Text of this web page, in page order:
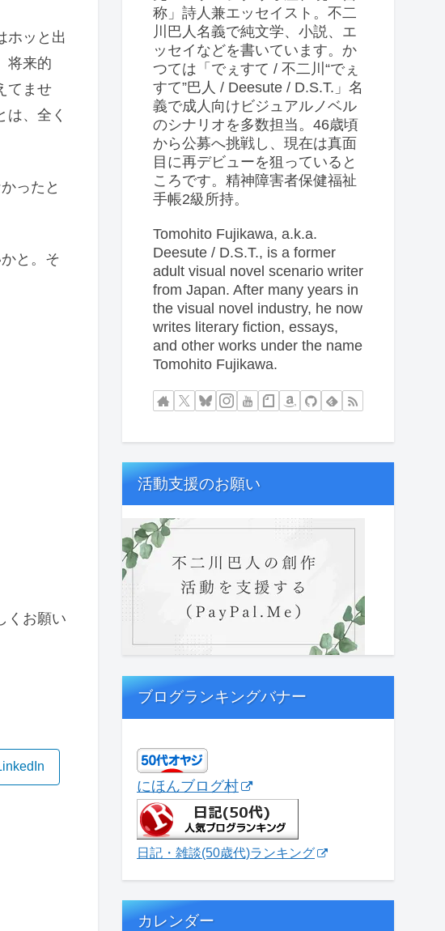
ホッと出
将来的
てませ
、全く
ったと
と。そ
くお願い
称」詩人兼エッセイスト。不二
川巴人名義で純文学、小説、エ
ッセイなどを書いています。か
つては「でぇすて / 不二川“でぇ
すて”巴人 / Deesute / D.S.T.」名
義で成人向けビジュアルノベル
のシナリオを多数担当。46歳頃
から公募へ挑戦し、現在は真面
目に再デビューを狙っていると
ころです。精神障害者保健福祉
手帳2級所持。
Tomohito Fujikawa, a.k.a.
Deesute / D.S.T., is a former
adult visual novel scenario writer
from Japan. After many years in
the visual novel industry, he now
writes literary fiction, essays,
and other works under the name
Tomohito Fujikawa.
活動支援のお願い
ブログランキングバナー
にほんブログ村
日記・雑談(50歳代)ランキング
カレンダー